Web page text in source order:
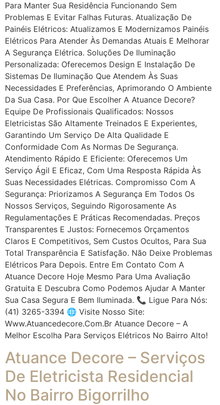
Para Manter Sua Residência Funcionando Sem
Problemas E Evitar Falhas Futuras. Atualização De
Painéis Elétricos: Atualizamos E Modernizamos Painéis
Elétricos Para Atender Às Demandas Atuais E Melhorar
A Segurança Elétrica. Soluções De Iluminação
Personalizada: Oferecemos Design E Instalação De
Sistemas De Iluminação Que Atendem Às Suas
Necessidades E Preferências, Aprimorando O Ambiente
Da Sua Casa. Por Que Escolher A Atuance Decore?
Equipe De Profissionais Qualificados: Nossos
Eletricistas São Altamente Treinados E Experientes,
Garantindo Um Serviço De Alta Qualidade E
Conformidade Com As Normas De Segurança.
Atendimento Rápido E Eficiente: Oferecemos Um
Serviço Ágil E Eficaz, Com Uma Resposta Rápida Às
Suas Necessidades Elétricas. Compromisso Com A
Segurança: Priorizamos A Segurança Em Todos Os
Nossos Serviços, Seguindo Rigorosamente As
Regulamentações E Práticas Recomendadas. Preços
Transparentes E Justos: Fornecemos Orçamentos
Claros E Competitivos, Sem Custos Ocultos, Para Sua
Total Transparência E Satisfação. Não Deixe Problemas
Elétricos Para Depois. Entre Em Contato Com A
Atuance Decore Hoje Mesmo Para Uma Avaliação
Gratuita E Descubra Como Podemos Ajudar A Manter
Sua Casa Segura E Bem Iluminada. 📞 Ligue Para Nós:
(41) 3265-3394 🌐 Visite Nosso Site:
Www.atuancedecore.com.br Atuance Decore – A
Melhor Escolha Para Serviços Elétricos No Bairro Alto!
Atuance Decore – Serviços
De Eletricista Residencial
No Bairro Bigorrilho